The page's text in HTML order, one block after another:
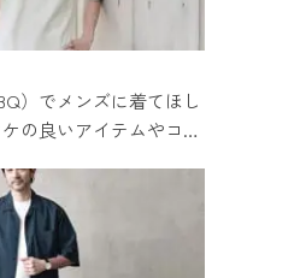
）でメンズに着てほし
の良いアイテムやコー